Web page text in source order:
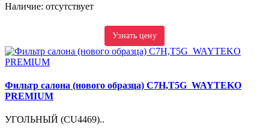
Наличие: отсутствует
Узнать цену
Фильтр салона (нового образца) C7H,T5G WAYTEKO
PREMIUM
УГОЛЬНЫЙ (CU4469)..